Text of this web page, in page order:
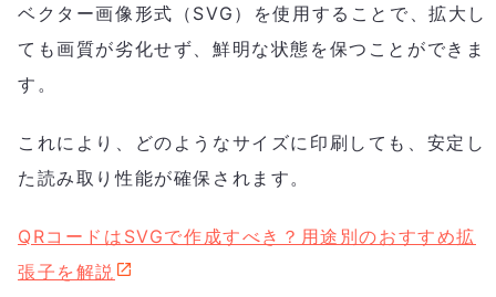
ベクター画像形式（SVG）を使用することで、拡大し
ても画質が劣化せず、鮮明な状態を保つことができま
す。
これにより、どのようなサイズに印刷しても、安定し
た読み取り性能が確保されます。
QRコードはSVGで作成すべき？用途別のおすすめ拡
張子を解説